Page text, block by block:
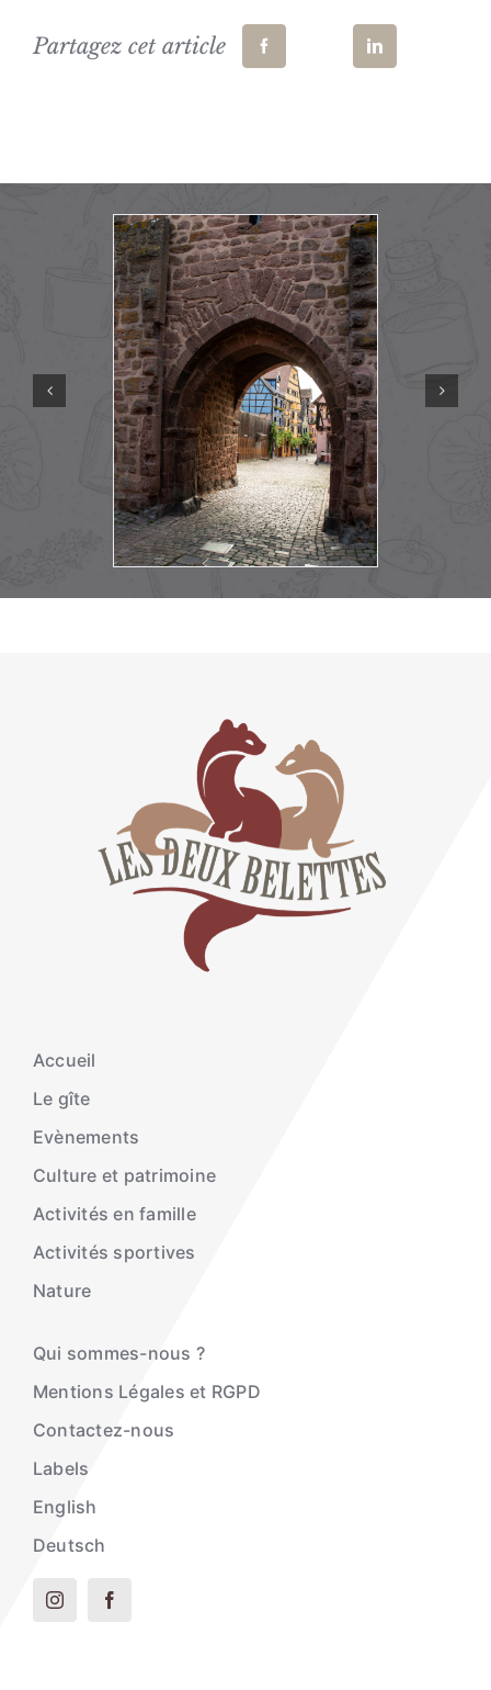
Partagez cet article
Accueil
Le gîte
Evènements
Culture et patrimoine
Activités en famille
Activités sportives
Nature
Qui sommes-nous ?
Mentions Légales et RGPD
Contactez-nous
Labels
English
Deutsch